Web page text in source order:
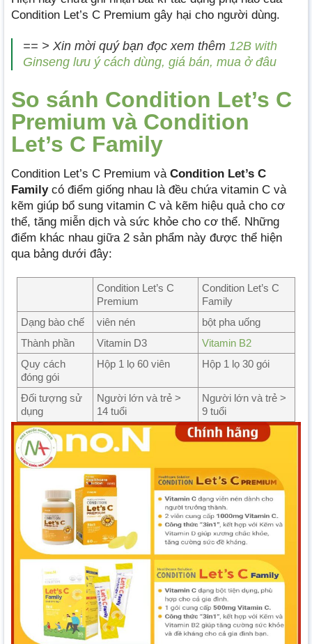
Condition Let’s C Premium gây hại cho người dùng.
== > Xin mời quý bạn đọc xem thêm 12B with
Ginseng lưu ý cách dùng, giá bán, mua ở đâu
So sánh Condition Let’s C
Premium và Condition
Let’s C Family
Condition Let’s C Premium và Condition Let’s C
Familycó điểm giống nhau là đều chứa vitamin C và
kẽm giúp bổ sung vitamin C và kẽm hiệu quả cho cơ
thể, tăng miễn dịch và sức khỏe cho cơ thể. Những
điểm khác nhau giữa 2 sản phẩm này được thể hiện
qua bảng dưới đây:
Condition Let’s C
Premium
Condition Let’s C
Family
Dạng bào chế
viên nén
bột pha uống
Thành phần
Vitamin D3
Vitamin B2
Quy cách
đóng gói
Hộp 1 lọ 60 viên Hộp 1 lọ 30 gói
Đối tượng sử
dụng
Người lớn và trẻ >
14 tuổi
Người lớn và trẻ >
9 tuổi